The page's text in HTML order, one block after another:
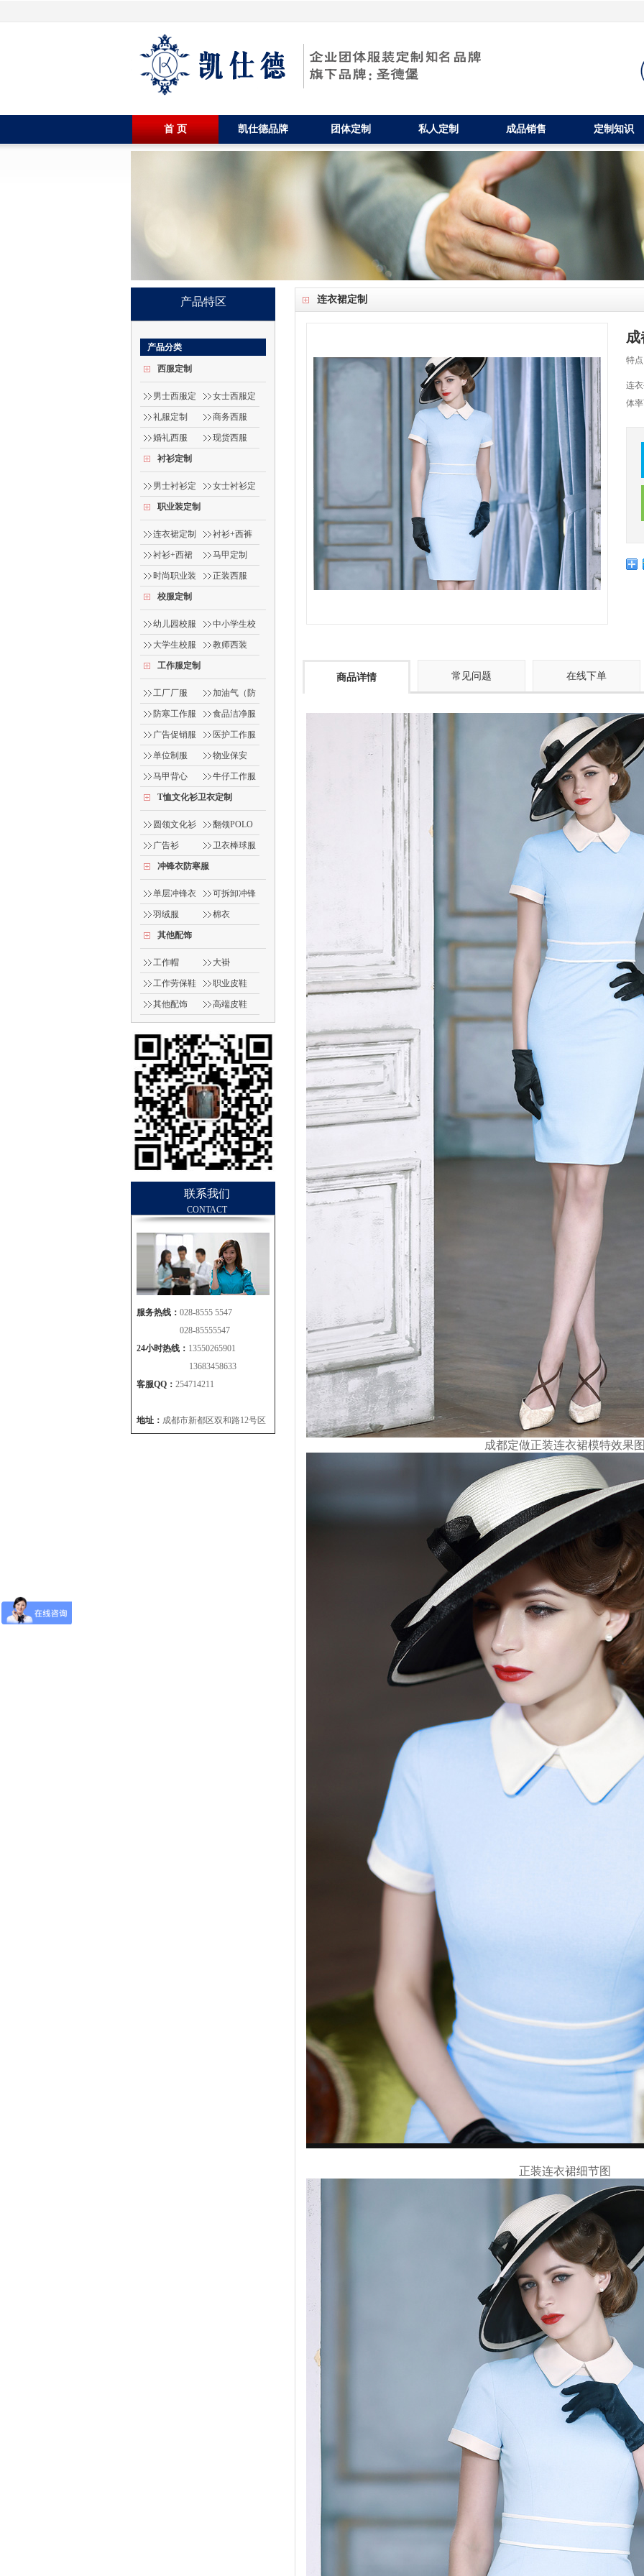
首 页 凯仕德品牌 团体定制 私人定制 成品销售 定制知识
连衣裙定制
成
特
连
体
商品详情 常见问题 在线下单
成都定做正装连衣裙模特效果
正装连衣裙细节图
产品特区
产品分类
西服定制
男士西服定
制
女士西服定
制
礼服定制 商务西服
婚礼西服 现货西服
衬衫定制
男士衬衫定
制
女士衬衫定
职业装定制
连衣裙定制 衬衫+西裤
衬衫+西裙 马甲定制
时尚职业装 正装西服
校服定制
幼儿园校服
中小学生校
服
大学生校服 教师西装
工作服定制
工厂厂服
加油气（防
静电）
防寒工作服 食品洁净服
广告促销服 医护工作服
单位制服 物业保安
马甲背心 牛仔工作服
T恤文化衫卫衣定制
圆领文化衫
翻领POLO
衫
广告衫 卫衣棒球服
冲锋衣防寒服
单层冲锋衣
可拆卸冲锋
衣
羽绒服 棉衣
其他配饰
工作帽 大褂
工作劳保鞋 职业皮鞋
其他配饰
高端皮鞋
（男）
联系我们
CONTACT
服务热线： 028-8555 5547
028-85555547
24小时热线： 13550265901
13683458633
客服QQ： 254714211
地址： 成都市新都区双和路12号区